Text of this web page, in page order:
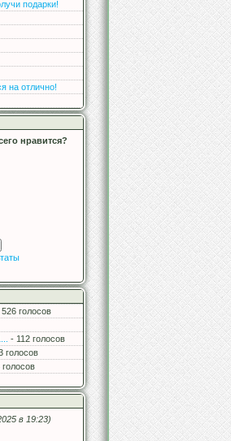
подарки!
на отлично!
нравится?
голосов
- 112 голосов
голосов
голосов
в 19:23)